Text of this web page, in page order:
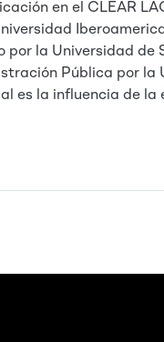
en el CLEAR
por la Universidad de
Pública por la
es la influencia de la